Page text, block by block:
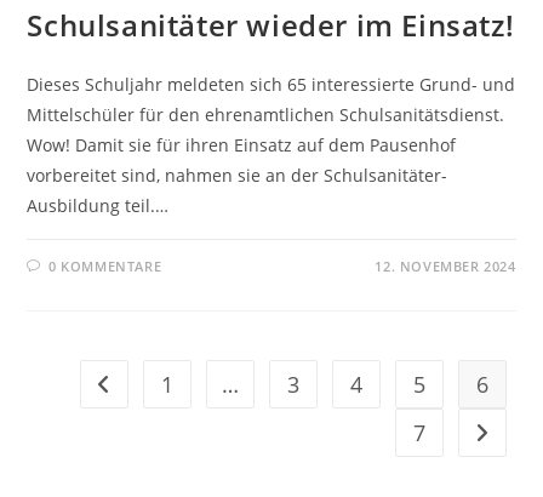
Schulsanitäter wieder im Einsatz!
Dieses Schuljahr meldeten sich 65 interessierte Grund- und
Mittelschüler für den ehrenamtlichen Schulsanitätsdienst.
Wow! Damit sie für ihren Einsatz auf dem Pausenhof
vorbereitet sind, nahmen sie an der Schulsanitäter-
Ausbildung teil.…
0 KOMMENTARE 12. NOVEMBER 2024
Gehe zur vorherigen Seite
1 … 3 4 5
6
7
Gehe